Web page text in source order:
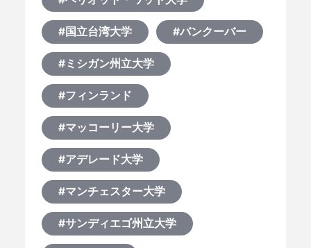
#国立台湾大学 #バンクーバー
#ミシガン州立大学
#フィンランド
#マッコーリー大学
#アデレード大学
#マンチェスター大学
#サンディエゴ州立大学